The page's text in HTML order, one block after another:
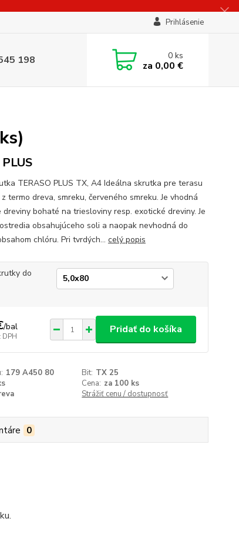
Prihlásenie
198 0ks
za 0,00 €
TERASO PLUS TX, A4 Ideálna skrutka pre terasu
termo dreva, smreku, červeného smreku. Je vhodná
bohaté na triesloviny resp. exotické dreviny. Je
obsahujúceho soli a naopak nevhodná do
chlóru. Pri tvrdých... celý popis
do
/bal
DPH
Pridať do košíka
179 A450 80 Bit: TX 25
Cena: za 100 ks
Strážiť cenu / dostupnosť
0